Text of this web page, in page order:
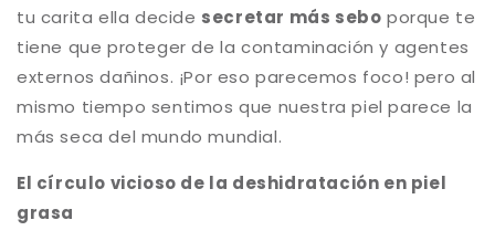
tu carita ella decide secretar más sebo porque te
tiene que proteger de la contaminación y agentes
externos dañinos. ¡Por eso parecemos foco! pero al
mismo tiempo sentimos que nuestra piel parece la
más seca del mundo mundial.
El círculo vicioso de la deshidratación en piel
grasa